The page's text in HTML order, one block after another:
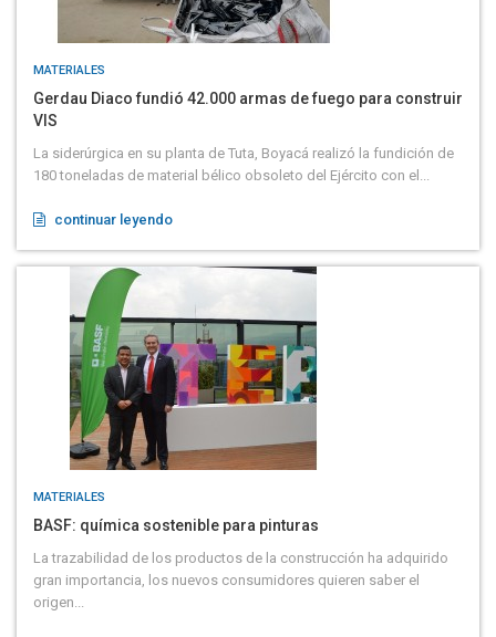
MATERIALES
Gerdau Diaco fundió 42.000 armas de fuego para construir
VIS
La siderúrgica en su planta de Tuta, Boyacá realizó la fundición de
180 toneladas de material bélico obsoleto del Ejército con el...
continuar leyendo
MATERIALES
BASF: química sostenible para pinturas
La trazabilidad de los productos de la construcción ha adquirido
gran importancia, los nuevos consumidores quieren saber el
origen...